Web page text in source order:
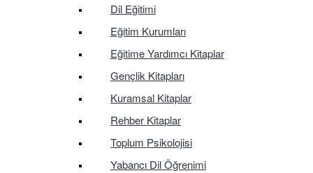
Dil Eğitimi
Eğitim Kurumları
Eğitime Yardımcı Kitaplar
Gençlik Kitapları
Kuramsal Kitaplar
Rehber Kitaplar
Toplum Psikolojisi
Yabancı Dil Öğrenimi